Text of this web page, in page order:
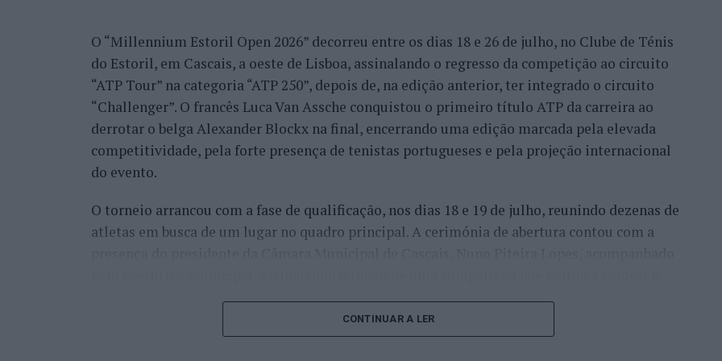
O “Millennium Estoril Open 2026” decorreu entre os dias 18 e 26 de julho, no Clube de Ténis
do Estoril, em Cascais, a oeste de Lisboa, assinalando o regresso da competição ao circuito
“ATP Tour” na categoria “ATP 250”, depois de, na edição anterior, ter integrado o circuito
“Challenger”. O francês Luca Van Assche conquistou o primeiro título ATP da carreira ao
derrotar o belga Alexander Blockx na final, encerrando uma edição marcada pela elevada
competitividade, pela forte presença de tenistas portugueses e pela projeção internacional
do evento.
O torneio arrancou com a fase de qualificação, nos dias 18 e 19 de julho, reunindo dezenas de
atletas em busca de um lugar no quadro principal. A cerimónia de abertura contou com a
concelho no centro do calendário internacional do ténis.
Apesar das desistências de última hora de jogadores como Casper Ruud (Noruega), Alejandro
CONTINUAR A LER